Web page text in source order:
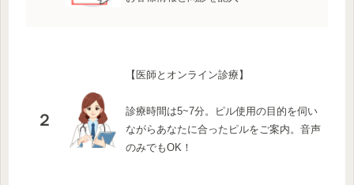
２
【医師とオンライン診療】
診療時間は5~7分。ピル使用の目的を伺い
ながらあなたに合ったピルをご案内。音声
のみでもOK！